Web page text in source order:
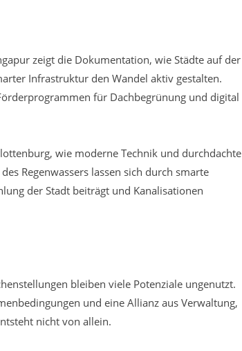
zeigt die Dokumentation, wie Städte auf der
Infrastruktur den Wandel aktiv gestalten.
für Dachbegrünung und digital
wie moderne Technik und durchdachte
Regenwassers lassen sich durch smarte
der Stadt beiträgt und Kanalisationen
bleiben viele Potenziale ungenutzt.
und eine Allianz aus Verwaltung,
nicht von allein.